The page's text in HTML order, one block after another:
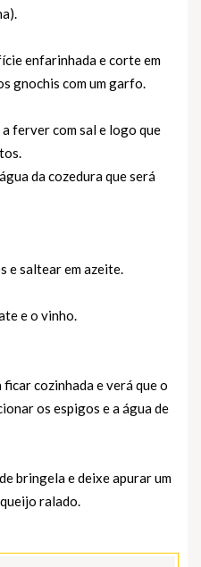
enfarinhada e corte em
gnochis com um garfo.
ferver com sal e logo que
da cozedura que será
e saltear em azeite.
e o vinho.
cozinhada e verá que o
os espigos e a água de
bringela e deixe apurar um
ralado.